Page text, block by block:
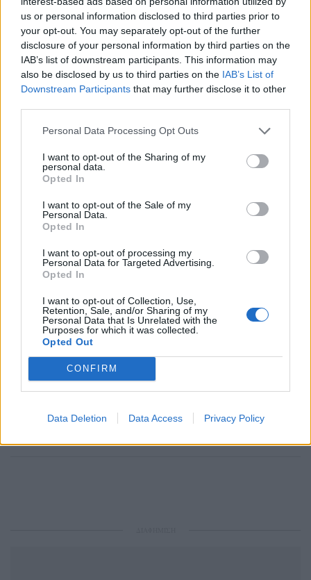
us or personal information disclosed to third parties prior to
your opt-out. You may separately opt-out of the further
disclosure of your personal information by third parties on the
IAB’s list of downstream participants. This information may
also be disclosed by us to third parties on the IAB’s List of
Downstream Participants that may further disclose it to other
Personal Data Processing Opt Outs
I want to opt-out of the Sharing of my
personal data.
Opted In
I want to opt-out of the Sale of my
Personal Data.
Opted In
I want to opt-out of processing my
Personal Data for Targeted Advertising.
Opted In
I want to opt-out of Collection, Use,
Retention, Sale, and/or Sharing of my
Personal Data that Is Unrelated with the
Purposes for which it was collected.
Opted Out
CONFIRM
Data Deletion Data Access Privacy Policy
[ΠΗΓΗ]
Ακολουθήστε το Pink.gr στο